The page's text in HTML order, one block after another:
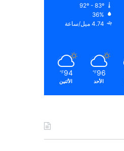
92º - 83º
36%
4.74 ميل/ساعة
96
℉
الأحد
94
℉
الأثنين